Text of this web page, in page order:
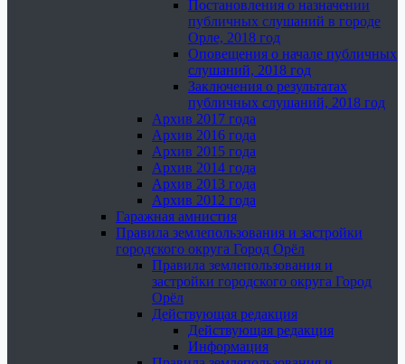
Постановления о назначении
публичных слушаний в городе
Орле, 2018 год
Оповещения о начале публичных
слушаний, 2018 год
Заключения о результатах
публичных слушаний, 2018 год
Архив 2017 года
Архив 2016 года
Архив 2015 года
Архив 2014 года
Архив 2013 года
Архив 2012 года
Гаражная амнистия
Правила землепользования и застройки
городского округа Город Орёл
Правила землепользования и
застройки городского округа Город
Орёл
Действующая редакция
Действующая редакция
Информация